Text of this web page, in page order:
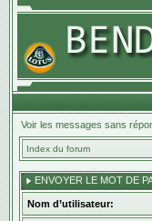
Voir les messages sans
Index du forum
ENVOYER LE MOT DE
Nom d’utilisateur: